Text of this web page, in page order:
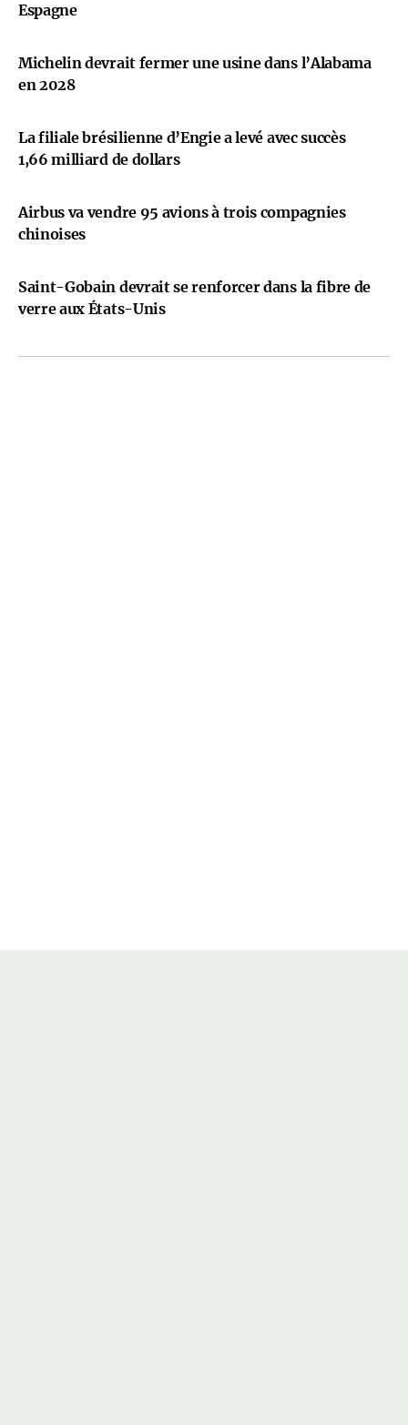
Espagne
Michelin devrait fermer une usine dans l’Alabama
en 2028
La filiale brésilienne d’Engie a levé avec succès
1,66 milliard de dollars
Airbus va vendre 95 avions à trois compagnies
chinoises
Saint-Gobain devrait se renforcer dans la fibre de
verre aux États-Unis